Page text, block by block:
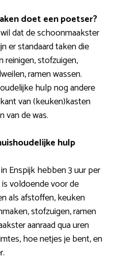
doet een poetser?
dat de schoonmaakster
er standaard taken die
reinigen, stofzuigen,
ramen wassen.
hulp nog andere
van (keuken)kasten
van de was.
hulp
Enspijk hebben 3 uur per
voldoende voor de
als afstoffen, keuken
stofzuigen, ramen
aanraad qua uren
hoe netjes je bent, en